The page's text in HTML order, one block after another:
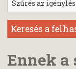
Ennek a